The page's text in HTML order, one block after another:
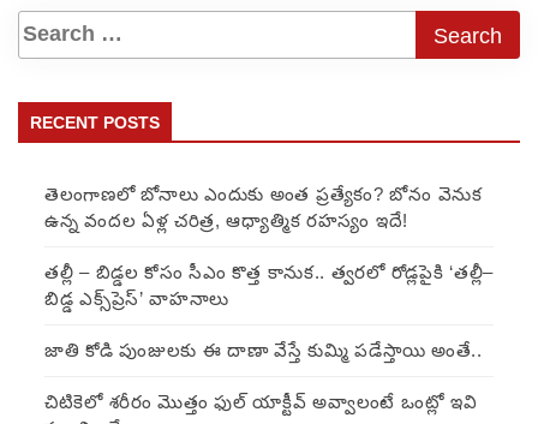
RECENT POSTS
తెలంగాణలో బోనాలు ఎందుకు అంత ప్రత్యేకం? బోనం వెనుక
ఉన్న వందల ఏళ్ల చరిత్ర, ఆధ్యాత్మిక రహస్యం ఇదే!
తల్లీ – బిడ్డల కోసం సీఎం కొత్త కానుక.. త్వరలో రోడ్లపైకి ‘తల్లీ–
బిడ్డ ఎక్స్‌ప్రెస్’ వాహనాలు
జాతి కోడి పుంజులకు ఈ దాణా వేస్తే కుమ్మి పడేస్తాయి అంతే..
చిటికెలో శరీరం మొత్తం ఫుల్ యాక్టీవ్ అవ్వాలంటే ఒంట్లో ఇవి